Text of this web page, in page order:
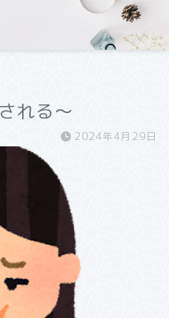
れる～
2024年4月29日